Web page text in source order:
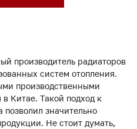
производитель радиаторов
систем отопления.
производственными
Китае. Такой подход к
значительно
Не стоит думать,